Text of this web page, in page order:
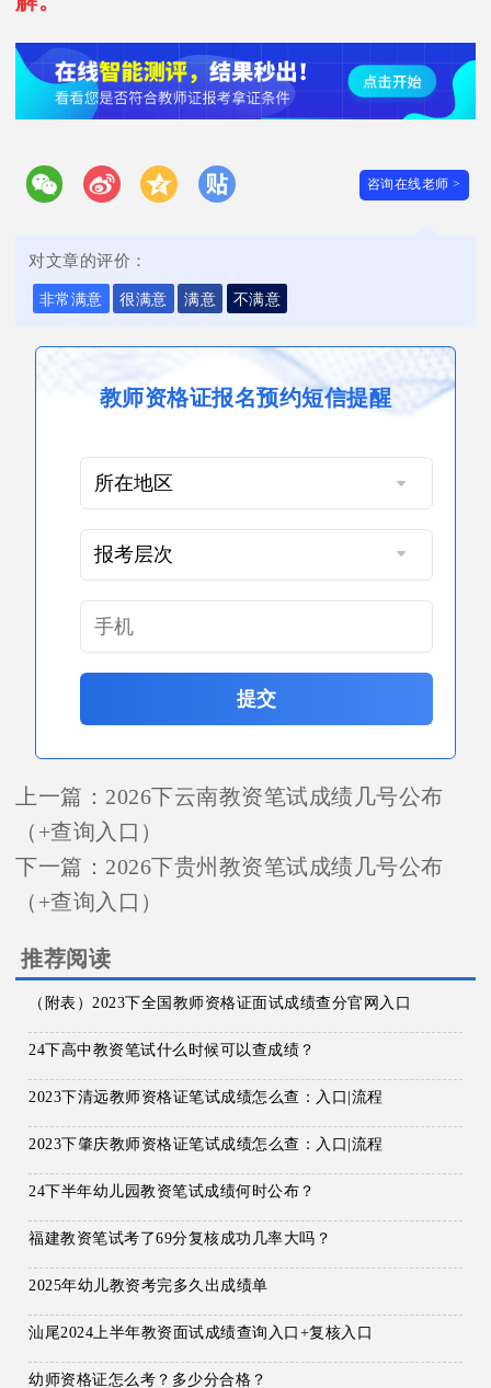
咨询在线老师 >
对文章的评价：
非常满意 很满意 满意 不满意
教师资格证报名预约短信提醒
提交
上一篇： 2026下云南教资笔试成绩几号公布
（+查询入口）
下一篇： 2026下贵州教资笔试成绩几号公布
（+查询入口）
推荐阅读
（附表）2023下全国教师资格证面试成绩查分官网入口
24下高中教资笔试什么时候可以查成绩？
2023下清远教师资格证笔试成绩怎么查：入口|流程
2023下肇庆教师资格证笔试成绩怎么查：入口|流程
24下半年幼儿园教资笔试成绩何时公布？
福建教资笔试考了69分复核成功几率大吗？
2025年幼儿教资考完多久出成绩单
汕尾2024上半年教资面试成绩查询入口+复核入口
幼师资格证怎么考？多少分合格？